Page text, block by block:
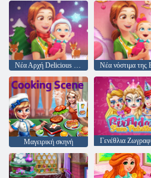
Νέα Αρχή Delicious Emily Χριστούγεννα Edition
Μαγειρική σκηνή